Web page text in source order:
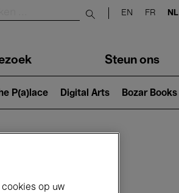
Submit search
EN FR NL
Steun ons
P(a)lace Digital Arts Bozar Books
cookies op uw